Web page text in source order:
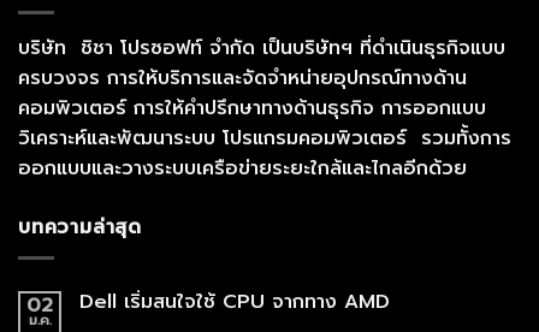
บริษัท ชิชา โปรซอฟท์ จำกัด เป็นบริษัทฯ ที่ดำเนินธุรกิจแบบ
ครบวงจร การให้บริการและจัดจำหน่ายอุปกรณ์ทางด้าน
คอมพิวเตอร์ การให้คำปรึกษาทางด้านธุรกิจ การออกแบบ
วิเคราะห์และพัฒนาระบบ โปรแกรมคอมพิวเตอร์ รวมทั้งการ
ออกแบบและวางระบบเครือข่ายระยะใกล้และไกลอีกด้วย
บทความล่าสุด
02
ม.ค.
Dell เริ่มสนใจใช้ CPU จากทาง AMD